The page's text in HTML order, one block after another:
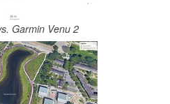
Garmin Venu 2